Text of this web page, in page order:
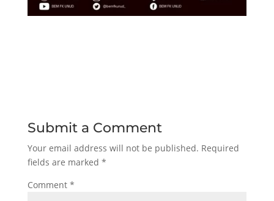
Submit a Comment
Your email address will not be published. Required
fields are marked *
Comment *